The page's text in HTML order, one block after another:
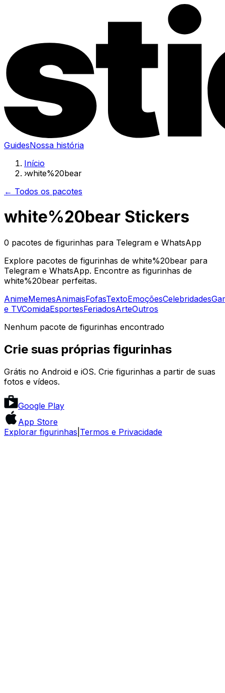
GuidesNossa história
Início
›white%20bear
← Todos os pacotes
white%20bear Stickers
0 pacotes de figurinhas para Telegram e WhatsApp
Explore pacotes de figurinhas de white%20bear para
Telegram e WhatsApp. Encontre as figurinhas de
white%20bear perfeitas.
AnimeMemesAnimaisFofasTextoEmoçõesCelebridades
e TVComidaEsportesFeriadosArteOutros
Nenhum pacote de figurinhas encontrado
Crie suas próprias figurinhas
Grátis no Android e iOS. Crie figurinhas a partir de suas
fotos e vídeos.
Google Play
App Store
Explorar figurinhas Termos e Privacidade